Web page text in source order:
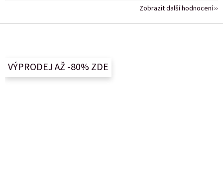
Zobrazit další hodnocení
VÝPRODEJ AŽ -80% ZDE